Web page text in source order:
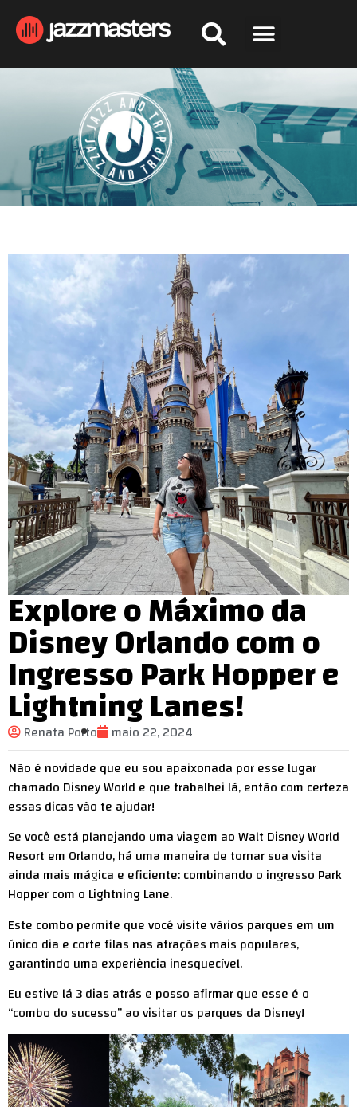
Explore o Máximo da
Disney Orlando com o
Ingresso Park Hopper e
Lightning Lanes!
Renata Porto
maio 22, 2024
Não é novidade que eu sou apaixonada por esse lugar
chamado Disney World e que trabalhei lá, então com certeza
essas dicas vão te ajudar!
Se você está planejando uma viagem ao Walt Disney World
Resort em Orlando, há uma maneira de tornar sua visita
ainda mais mágica e eficiente: combinando o ingresso Park
Hopper com o Lightning Lane.
Este combo permite que você visite vários parques em um
único dia e corte filas nas atrações mais populares,
garantindo uma experiência inesquecível.
Eu estive lá 3 dias atrás e posso afirmar que esse é o
“combo do sucesso” ao visitar os parques da Disney!